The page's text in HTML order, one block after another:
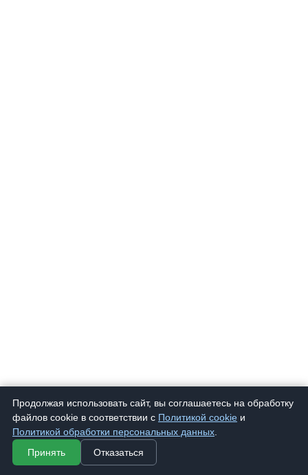
8855 Очки корригирующие "Farsi" 8855
Продолжая использовать сайт, вы соглашаетесь на обработку
файлов cookie в соответствии с Политикой cookie и
Политикой обработки персональных данных
Принять
Отказаться